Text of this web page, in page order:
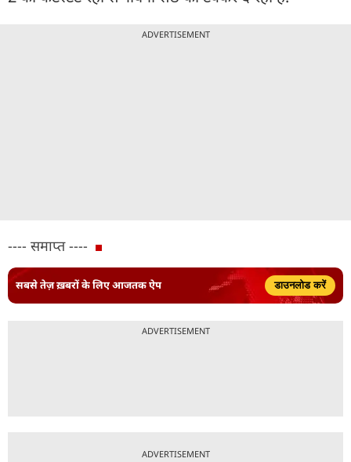
ADVERTISEMENT
---- समाप्त ----
सबसे तेज़ ख़बरों के लिए आजतक ऐप डाउनलोड करें
ADVERTISEMENT
ADVERTISEMENT